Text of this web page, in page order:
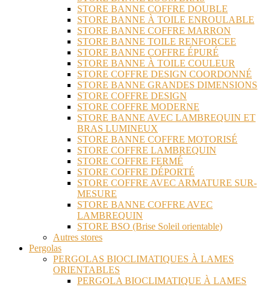
STORE BANNE COFFRE DOUBLE
STORE BANNE À TOILE ENROULABLE
STORE BANNE COFFRE MARRON
STORE BANNE TOILE RENFORCEE
STORE BANNE COFFRE ÉPURÉ
STORE BANNE À TOILE COULEUR
STORE COFFRE DESIGN COORDONNÉ
STORE BANNE GRANDES DIMENSIONS
STORE COFFRE DESIGN
STORE COFFRE MODERNE
STORE BANNE AVEC LAMBREQUIN ET
BRAS LUMINEUX
STORE BANNE COFFRE MOTORISÉ
STORE COFFRE LAMBREQUIN
STORE COFFRE FERMÉ
STORE COFFRE DÉPORTÉ
STORE COFFRE AVEC ARMATURE SUR-
MESURE
STORE BANNE COFFRE AVEC
LAMBREQUIN
STORE BSO (Brise Soleil orientable)
Autres stores
Pergolas
PERGOLAS BIOCLIMATIQUES À LAMES
ORIENTABLES
PERGOLA BIOCLIMATIQUE À LAMES